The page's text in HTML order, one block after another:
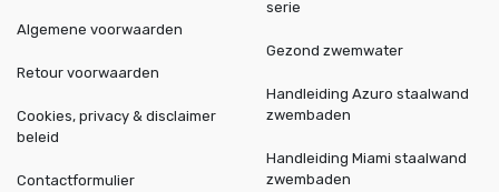
Algemene voorwaarden
Retour voorwaarden
Cookies, privacy & disclaimer
beleid
Contactformulier
serie
Gezond zwemwater
Handleiding Azuro staalwand
zwembaden
Handleiding Miami staalwand
zwembaden